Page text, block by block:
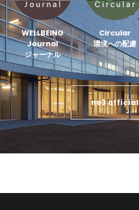
WELLBEING
Journal
ジャーナル
Circular
環境への配慮
no3 official